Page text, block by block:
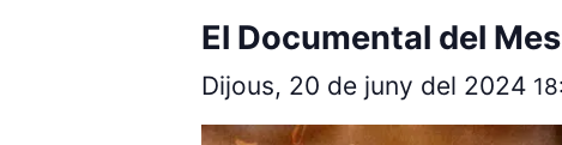
El Documental del
Dijous, 20 de juny del 2024